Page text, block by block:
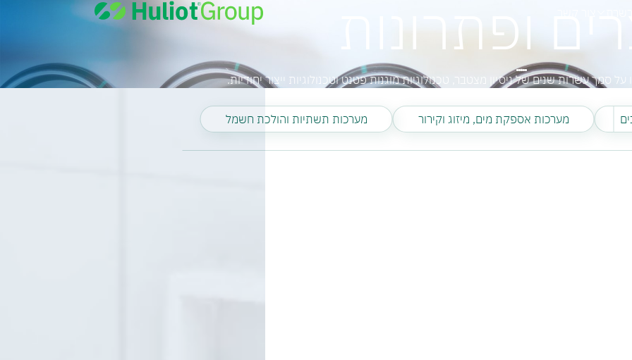
ופתרונות
סמך עשרות שנים של ניסיון מצטבר, טכנולוגיות מוגנות פטנט וטכנולוגיות ייצור יחודיות.
מערכות אספקת מים, מיזוג וקירור מערכות תשתיות והולכת חשמל